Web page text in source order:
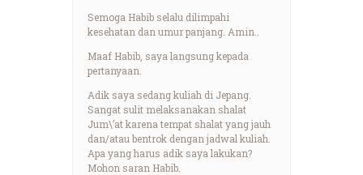
Semoga Habib selalu dilimpahi
kesehatan dan umur panjang. Amin..
Maaf Habib, saya langsung kepada
pertanyaan.
Adik saya sedang kuliah di Jepang.
Sangat sulit melaksanakan shalat
Jum\’at karena tempat shalat yang jauh
dan/atau bentrok dengan jadwal kuliah.
Apa yang harus adik saya lakukan?
Mohon saran Habib.